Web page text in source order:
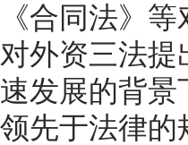
《合同法》
对外资三法
速发展的背
领先于法律的